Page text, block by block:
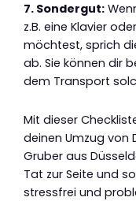
7. Sondergut:
z.B. eine Klavier
möchtest, sprich
ab. Sie können dir
dem Transport
Mit dieser
deinen Umzug von
Gruber aus
Tat zur Seite und
stressfrei und